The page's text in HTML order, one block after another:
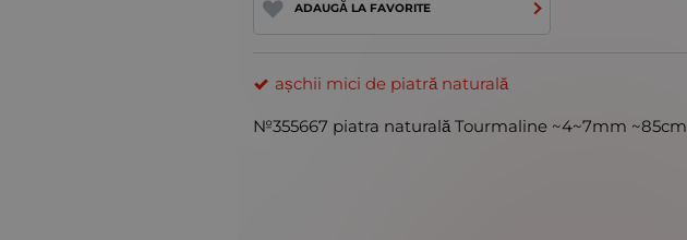
ADAUGĂ LA FAVORITE
așchii mici de piatră naturală
№355667 piatra naturală Tourmaline ~4~7mm ~85cm